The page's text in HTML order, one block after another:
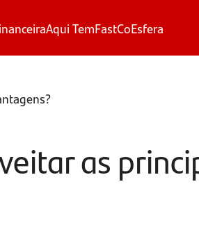
Aqui TemFastCoEsfera
as